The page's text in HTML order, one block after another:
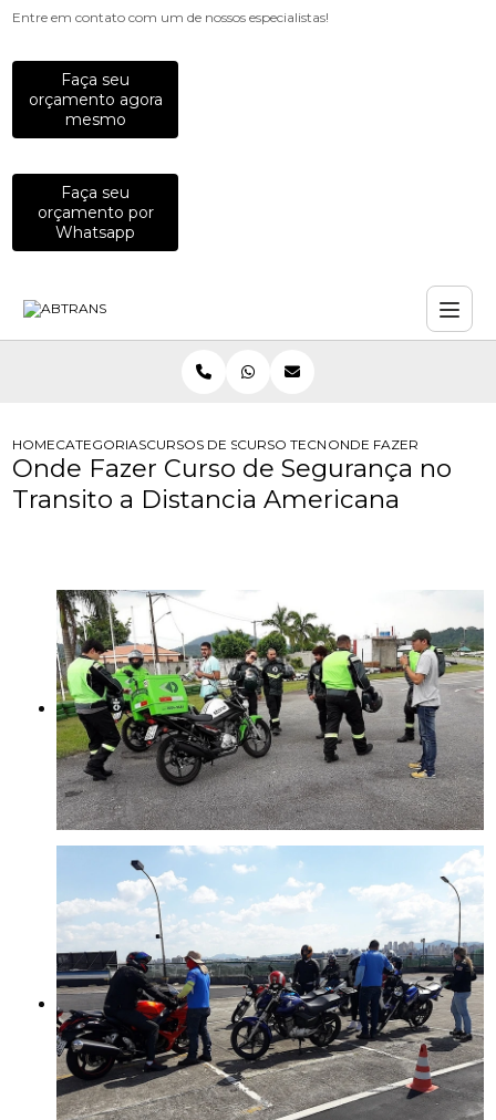
Entre em contato com um de nossos especialistas!
Faça seu
orçamento agora
mesmo
Faça seu
orçamento por
Whatsapp
HOMECATEGORIASCURSOS DE SEGURANCA NO TRANSITO
CURSO TECNOLOGO EM
ONDE FAZER CURSO
Onde Fazer Curso de Segurança no
Transito a Distancia Americana